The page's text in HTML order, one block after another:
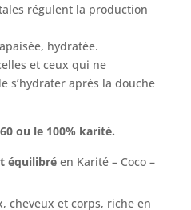
régulent la production
hydratée.
et ceux qui ne
s’hydrater après la douche
ou le 100% karité.
équilibréen Karité – Coco –
cheveux et corps, riche en